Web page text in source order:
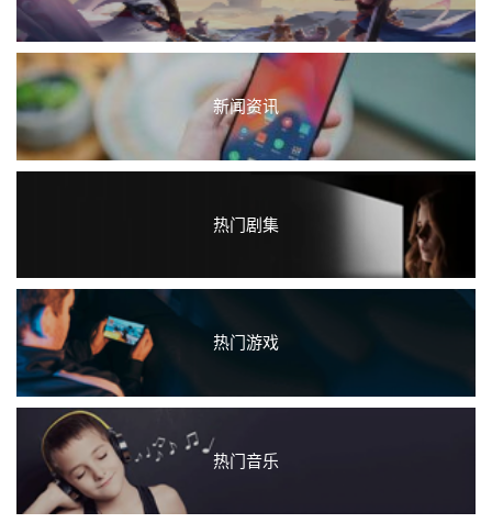
新闻资讯
热门剧集
热门游戏
热门音乐